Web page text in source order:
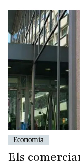
Economia
Els